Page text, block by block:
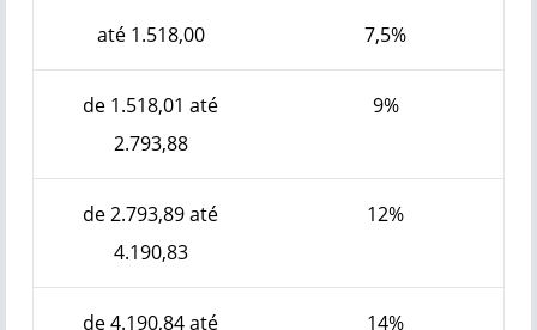
até 1.518,00 7,5%
de 1.518,01 até
2.793,88
9%
de 2.793,89 até
4.190,83
12%
de 4.190,84 até
14%